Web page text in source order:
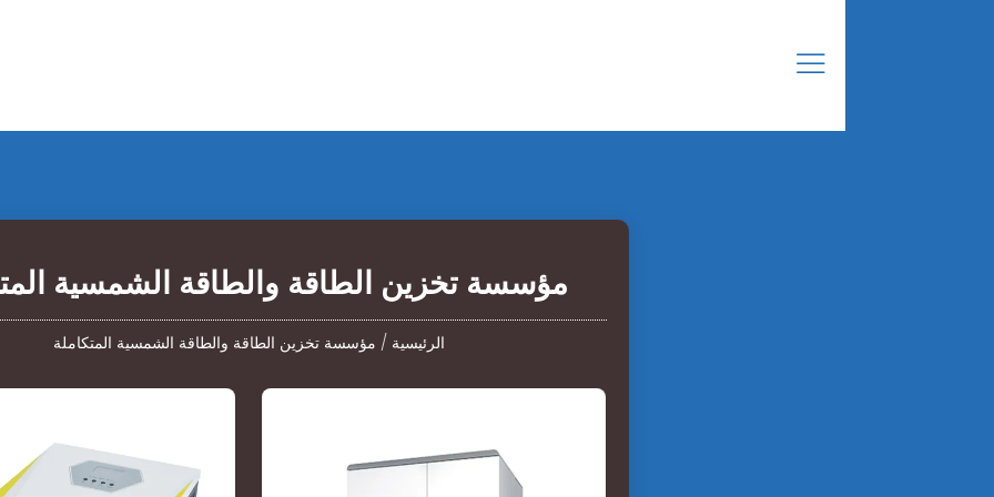
مؤسسة تخزين الطاقة والطاقة الشمسية
الرئيسية / مؤسسة تخزين الطاقة والطاقة الشمسية المتكاملة